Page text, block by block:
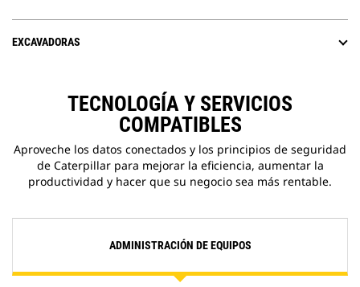
EXCAVADORAS
TECNOLOGÍA Y SERVICIOS
COMPATIBLES
Aproveche los datos conectados y los principios de seguridad
de Caterpillar para mejorar la eficiencia, aumentar la
productividad y hacer que su negocio sea más rentable.
ADMINISTRACIÓN DE EQUIPOS